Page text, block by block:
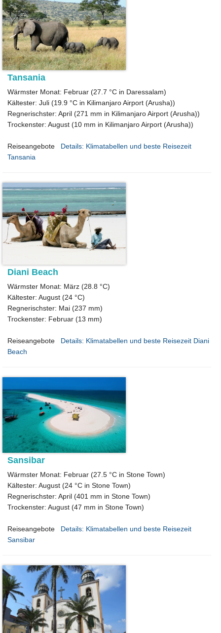
Tansania
Wärmster Monat: Februar (27.7 °C in Daressalam)
Kältester: Juli (19.9 °C in Kilimanjaro Airport (Arusha))
Regnerischster: April (271 mm in Kilimanjaro Airport (Arusha))
Trockenster: August (10 mm in Kilimanjaro Airport (Arusha))
Reiseangebote
Details: Klimatabellen und beste Reisezeit
Tansania
Diani Beach
Wärmster Monat: März (28.8 °C)
Kältester: August (24 °C)
Regnerischster: Mai (237 mm)
Trockenster: Februar (13 mm)
Reiseangebote
Details: Klimatabellen und beste Reisezeit Diani
Beach
Sansibar
Wärmster Monat: Februar (27.5 °C in Stone Town)
Kältester: August (24 °C in Stone Town)
Regnerischster: April (401 mm in Stone Town)
Trockenster: August (47 mm in Stone Town)
Reiseangebote
Details: Klimatabellen und beste Reisezeit
Sansibar